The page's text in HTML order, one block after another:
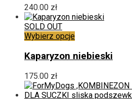
można
wybrać
na
stronie
produktu
240.00 zł
SOLD OUT
Wybierz opcjeTen
ma
Opcje
można
Kaparyzon niebieski
175.00 zł